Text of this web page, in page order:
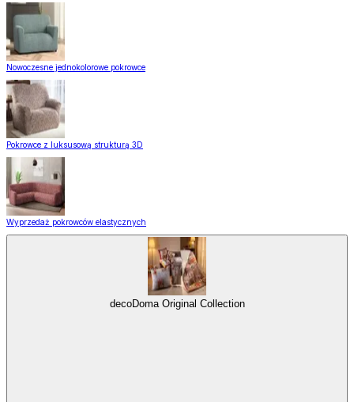
Nowoczesne jednokolorowe pokrowce
Pokrowce z luksusową strukturą 3D
Wyprzedaż pokrowców elastycznych
decoDoma Original Collection